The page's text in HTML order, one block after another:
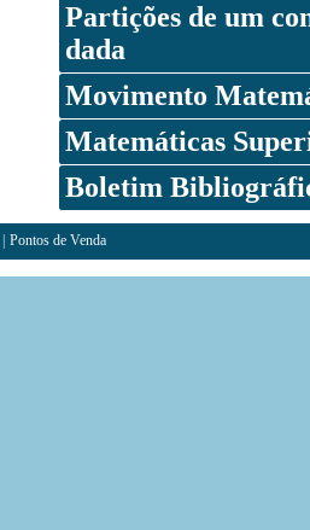
Partições de um
dada
Movimento
Matemáticas
Boletim
Pontos de Venda